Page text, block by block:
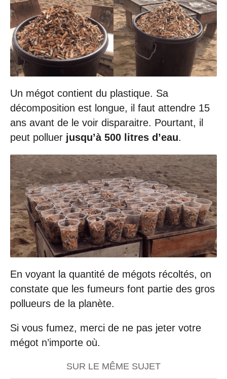
Un mégot contient du plastique. Sa
décomposition est longue, il faut attendre 15
ans avant de le voir disparaitre. Pourtant, il
peut polluer jusqu’à 500 litres d’eau.
En voyant la quantité de mégots récoltés, on
constate que les fumeurs font partie des gros
pollueurs de la planète.
Si vous fumez, merci de ne pas jeter votre
mégot n’importe où.
SUR LE MÊME SUJET